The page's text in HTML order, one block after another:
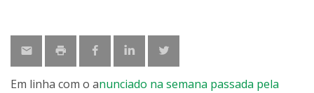
Em linha com o anunciado na semana passada pela